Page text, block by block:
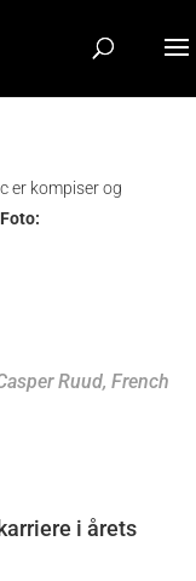
er kompiser og
Foto:
Ruud, French
i årets